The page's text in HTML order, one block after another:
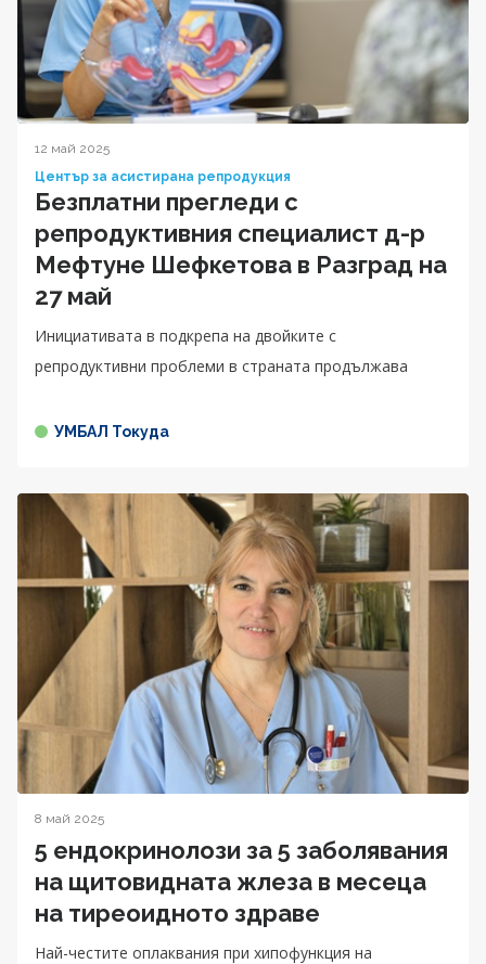
12 май 2025
Център за асистирана репродукция
Безплатни прегледи с
репродуктивния специалист д-р
Мефтуне Шефкетова в Разград на
27 май
Инициативата в подкрепа на двойките с
репродуктивни проблеми в страната продължава
УМБАЛ Токуда
8 май 2025
5 ендокринолози за 5 заболявания
на щитовидната жлеза в месеца
на тиреоидното здраве
Най-честите оплаквания при хипофункция на